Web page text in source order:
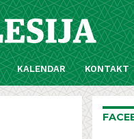
KALENDAR KONTAKT